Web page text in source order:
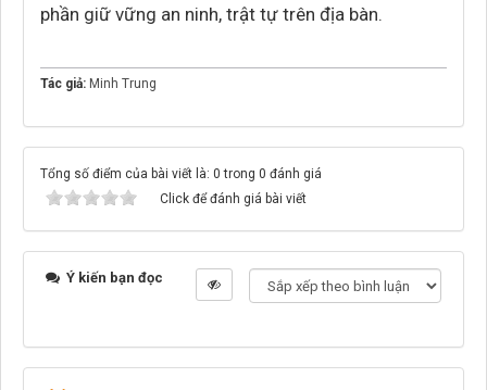
phần giữ vững an ninh, trật tự trên địa bàn.
Tác giả: Minh Trung
Tổng số điểm của bài viết là: 0 trong 0 đánh giá
Click để đánh giá bài viết
Ý kiến bạn đọc